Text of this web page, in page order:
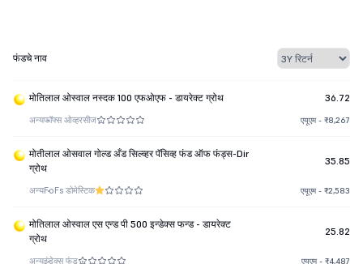
फंडचे नाव
मोतिलाल ओस्वाल नस्दक 100 एफओएफ - डायरेक्ट ग्रोथ 36.72
अन्यफॉफ्स ओव्हरसीज एयूएम - ₹8,267
मोतीलाल ओसवाल गोल्ड अँड सिल्व्हर पॅसिव्ह फंड ऑफ फंड्स-Dir
ग्रोथ
35.85
अन्यFoFs डोमेस्टिक एयूएम - ₹2,583
मोतिलाल ओस्वाल एस एन्ड पी 500 इन्डेक्स फन्ड - डायरेक्ट
ग्रोथ
25.82
अन्यइंडेक्स फंड एयूएम - ₹4,487